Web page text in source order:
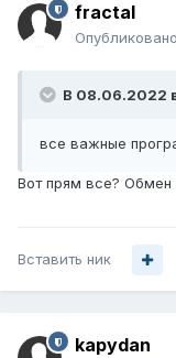
fractal
Опубликовано
В 08.06.2022
все важные
Вот прям все?
Вставить ник
kapydan